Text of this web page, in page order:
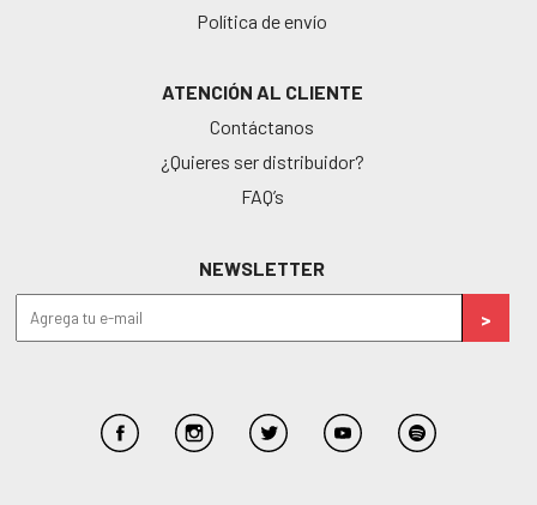
Política de envío
ATENCIÓN AL CLIENTE
Contáctanos
¿Quieres ser distribuidor?
FAQ’s
NEWSLETTER